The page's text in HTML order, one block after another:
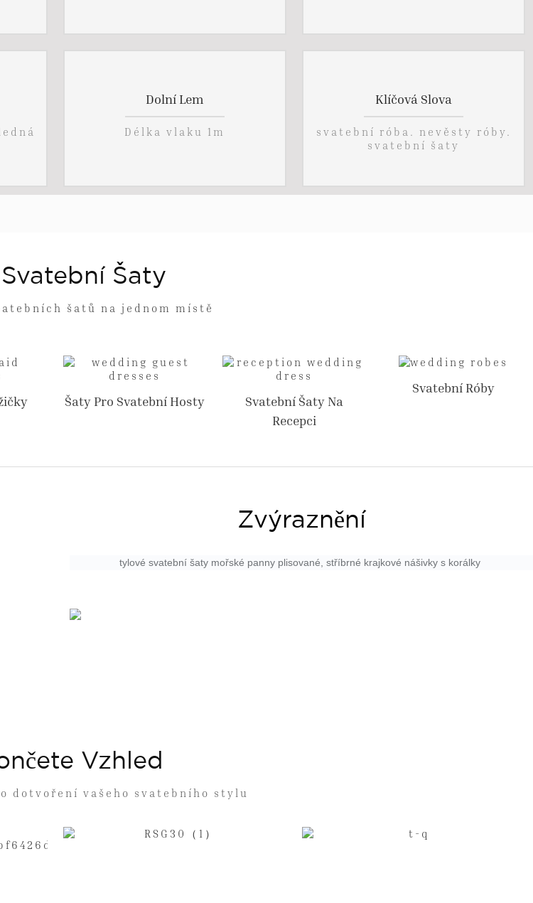
Dolní Lem
Délka vlaku 1m
Klíčová Slova
svatební róba. nevěsty róby.
svatební šaty
Šaty
šatů na jednom místě
Šaty Pro Svatební Hosty
Svatební Šaty Na
Recepci
Svatební Róby
Zvýraznění
tylové svatební šaty mořské panny plisované, stříbrné krajkové nášivky s korálky
Vzhled
dotvoření vašeho svatebního stylu